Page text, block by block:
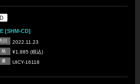
[SHM-CD]
日 2022.11.23
格 ¥1,885 (税込)
番 UICY-16118